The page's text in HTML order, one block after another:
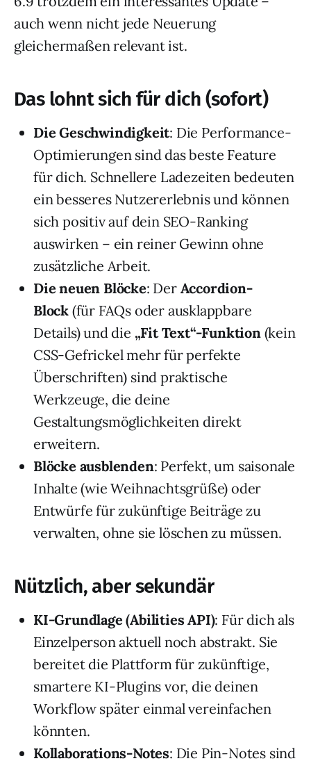
auch wenn nicht jede Neuerung
gleichermaßen relevant ist.
Das lohnt sich für dich (sofort)
Die Geschwindigkeit: Die Performance-
Optimierungen sind das beste Feature
für dich. Schnellere Ladezeiten bedeuten
ein besseres Nutzererlebnis und können
sich positiv auf dein SEO-Ranking
auswirken – ein reiner Gewinn ohne
zusätzliche Arbeit.
Die neuen Blöcke: Der Accordion-
Block (für FAQs oder ausklappbare
Details) und die „Fit Text“-Funktion(kein
CSS-Gefrickel mehr für perfekte
Überschriften) sind praktische
Werkzeuge, die deine
Gestaltungsmöglichkeiten direkt
erweitern.
Blöcke ausblenden: Perfekt, um saisonale
Inhalte (wie Weihnachtsgrüße) oder
Entwürfe für zukünftige Beiträge zu
verwalten, ohne sie löschen zu müssen.
Nützlich, aber sekundär
KI-Grundlage (Abilities API): Für dich als
Einzelperson aktuell noch abstrakt. Sie
bereitet die Plattform für zukünftige,
smartere KI-Plugins vor, die deinen
Workflow später einmal vereinfachen
könnten.
Kollaborations-Notes: Die Pin-Notes sind